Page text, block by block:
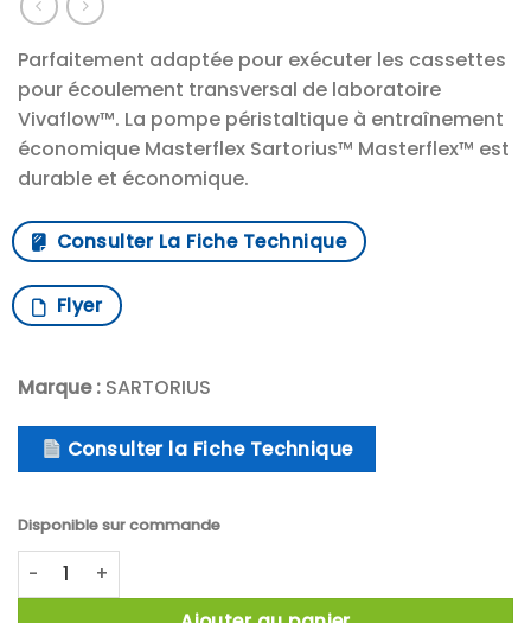
Parfaitement adaptée pour exécuter les cassettes
pour écoulement transversal de laboratoire
Vivaflow™. La pompe péristaltique à entraînement
économique Masterflex Sartorius™ Masterflex™ est
durable et économique.
Consulter La Fiche Technique
Flyer
Marque : SARTORIUS
Consulter la Fiche Technique
Disponible sur commande
quantité de Pompe péristaltique